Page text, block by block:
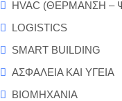
HVAC (ΘΕΡΜΑΝΣΗ –
LOGISTICS
SMART BUILDING
ΑΣΦΑΛΕΙΑ ΚΑΙ ΥΓΕΙΑ
ΒΙΟΜΗΧΑΝΙΑ